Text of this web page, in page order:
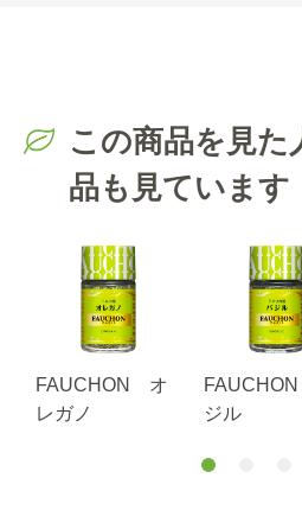
この商品を見た
品も見ています
FAUCHON オ
レガノ
ジル